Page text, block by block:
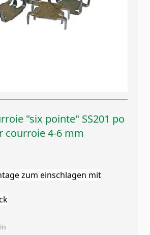
"six pointe" SS201 po
courroie 4-6 mm
zum einschlagen mit